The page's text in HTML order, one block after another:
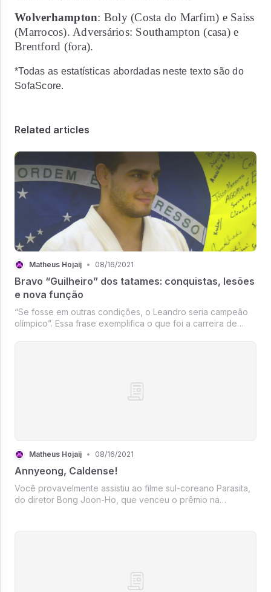
Wolverhampton: Boly (Costa do Marfim) e Saiss
(Marrocos). Adversários: Southampton (casa) e
Brentford (fora).
*Todas as estatísticas abordadas neste texto são do
SofaScore.
Related articles
Matheus Hojaij • 08/16/2021
Bravo “Guilheiro” dos tatames: conquistas, lesões
e nova função
“Se fosse em outras condições, o Leandro seria campeão
olímpico”. Essa frase exemplifica o que foi a carreira de
Matheus Hojaij • 08/16/2021
Annyeong, Caldense!
Você provavelmente assistiu ao filme sul-coreano Parasita,
do diretor Bong Joon-Ho, que venceu o prêmio na